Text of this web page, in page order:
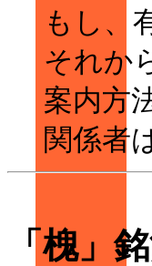
もし、
それか
案内方
関係者
「槐」